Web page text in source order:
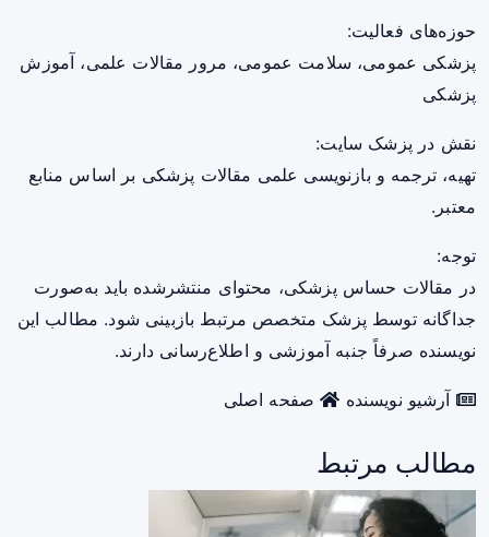
حوزه‌های فعالیت:
پزشکی عمومی، سلامت عمومی، مرور مقالات علمی، آموزش
پزشکی
نقش در پزشک سایت:
تهیه، ترجمه و بازنویسی علمی مقالات پزشکی بر اساس منابع
معتبر.
توجه:
در مقالات حساس پزشکی، محتوای منتشرشده باید به‌صورت
جداگانه توسط پزشک متخصص مرتبط بازبینی شود. مطالب این
نویسنده صرفاً جنبه آموزشی و اطلاع‌رسانی دارند.
آرشیو نویسنده صفحه اصلی
مطالب مرتبط